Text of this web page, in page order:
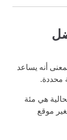
أنه يساعد
محددة.
هي مئة
موقع